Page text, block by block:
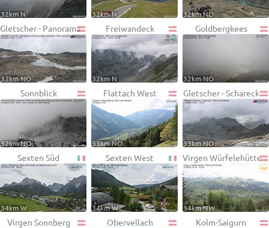
32km N 32km N 32km NO
Gletscher - Panorama
32km NO
Freiwandeck
32km N
Goldbergkees
32km NO
Sonnblick
32km NO
Flattach West
33km NO
Gletscher - Schareck
33km NO
Sexten Süd
34km W
Sexten West
34km W
Virgen Würfelehütte
34km NW
Virgen Sonnberg Obervellach Kolm-Saigurn